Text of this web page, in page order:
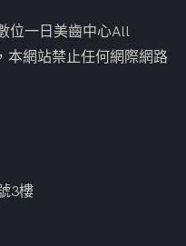
位一日美齒中心All
網站禁止任何網際網路
3樓